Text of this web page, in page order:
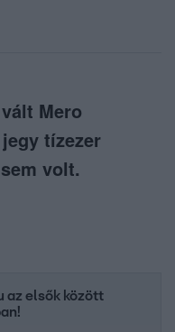
Mero
tízezer
volt.
az elsők között